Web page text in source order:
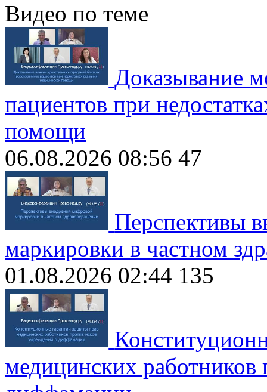
Видео по теме
Доказывание
пациентов при
помощи
06.08.2026 08:56 47
Перспективы
маркировки в частном
01.08.2026 02:44 135
медицинских